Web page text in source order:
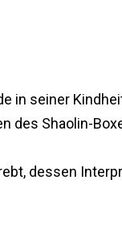
in seiner
Shaolin-
dessen